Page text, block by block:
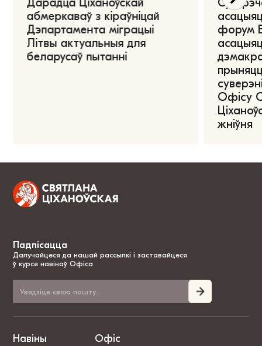
Дарадца Ціханоўскай
абмеркаваў з кіраўніцай
Дэпартамента міграцыі
Літвы актуальныя для
беларусаў пытанні
форум
Офісу
жніўня
Падпісацца
Далучайцеся да нашай рассылкі і заставайцеся
ў курсе навінаў Офіса
Навіны Офіс